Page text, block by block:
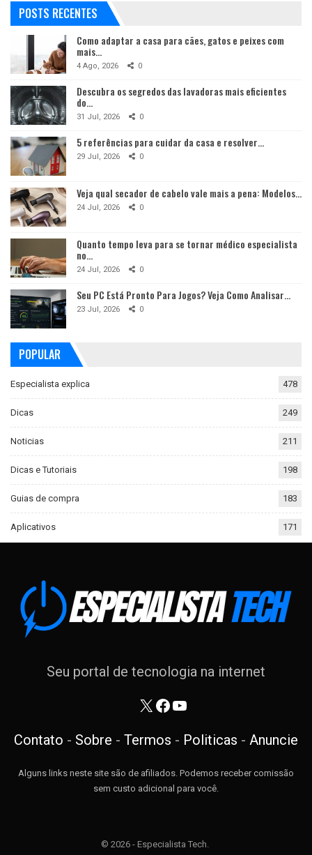
POSTS RECENTES
Como adaptar a casa para cães, gatos e peixes com
mais…
4 Ago, 2026 0
Descubra os segredos das lavadoras mais eficientes
do…
31 Jul, 2026 0
5 referências para cuidar da casa e resolver…
29 Jul, 2026 0
Veja qual secador de cabelo vale mais a pena: Modelos…
24 Jul, 2026 0
Quanto tempo leva para se tornar médico especialista
no…
24 Jul, 2026 0
Seu PC Está Pronto Para Jogos? Veja Como Analisar…
23 Jul, 2026 0
POPULAR
Especialista explica 478
Dicas 249
Noticias 211
Dicas e Tutoriais 198
Guias de compra 183
Aplicativos 171
Seu portal de tecnologia na internet
X Facebook
Youtube
Contato - Sobre - Termos - Politicas - Anuncie
Alguns links neste site são de afiliados. Podemos receber comissão
sem custo adicional para você.
© 2026 - Especialista Tech.